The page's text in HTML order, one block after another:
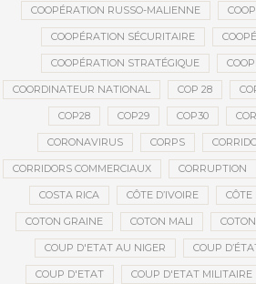
COOPÉRATION RUSSO-MALIENNE
COOPÉRATION SÉCURITAIRE
COOPÉRATION STRATÉGIQUE
COORDINATEUR NATIONAL COP 28
COP28 COP29 COP30
CORONAVIRUS CORPS
CORRIDORS COMMERCIAUX CORRUPTION
COSTA RICA CÔTE D’IVOIRE CÔTE
COTON GRAINE COTON MALI
COUP D'ETAT AU NIGER COUP
COUP D'ETAT COUP D'ETAT MILITAIRE